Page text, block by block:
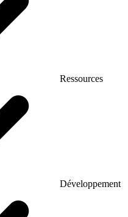
Ressources
Développement